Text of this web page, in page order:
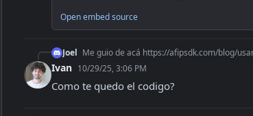
Open embed source
Joel Me guio de acá https://afipsdk.com/blog/
Ivan 10/29/25, 3:06 PM
Como te quedo el codigo?